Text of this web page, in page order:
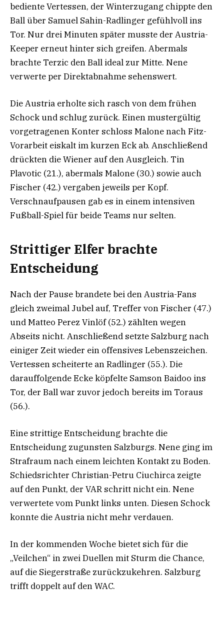
bediente Vertessen, der Winterzugang chippte den
Ball über Samuel Sahin-Radlinger gefühlvoll ins
Tor. Nur drei Minuten später musste der Austria-
Keeper erneut hinter sich greifen. Abermals
brachte Terzic den Ball ideal zur Mitte. Nene
verwerte per Direktabnahme sehenswert.
Die Austria erholte sich rasch von dem frühen
Schock und schlug zurück. Einen mustergültig
vorgetragenen Konter schloss Malone nach Fitz-
Vorarbeit eiskalt im kurzen Eck ab. Anschließend
drückten die Wiener auf den Ausgleich. Tin
Plavotic (21.), abermals Malone (30.) sowie auch
Fischer (42.) vergaben jeweils per Kopf.
Verschnaufpausen gab es in einem intensiven
Fußball-Spiel für beide Teams nur selten.
Strittiger Elfer brachte
Entscheidung
Nach der Pause brandete bei den Austria-Fans
gleich zweimal Jubel auf, Treffer von Fischer (47.)
und Matteo Perez Vinlöf (52.) zählten wegen
Abseits nicht. Anschließend setzte Salzburg nach
einiger Zeit wieder ein offensives Lebenszeichen.
Vertessen scheiterte an Radlinger (55.). Die
darauffolgende Ecke köpfelte Samson Baidoo ins
Tor, der Ball war zuvor jedoch bereits im Toraus
(56.).
Eine strittige Entscheidung brachte die
Entscheidung zugunsten Salzburgs. Nene ging im
Strafraum nach einem leichten Kontakt zu Boden.
Schiedsrichter Christian-Petru Ciuchirca zeigte
auf den Punkt, der VAR schritt nicht ein. Nene
verwertete vom Punkt links unten. Diesen Schock
konnte die Austria nicht mehr verdauen.
In der kommenden Woche bietet sich für die
„Veilchen“ in zwei Duellen mit Sturm die Chance,
auf die Siegerstraße zurückzukehren. Salzburg
trifft doppelt auf den WAC.